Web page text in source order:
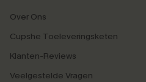
Over Ons
Cupshe Toeleveringsketen
Klanten-Reviews
Veelgestelde Vragen